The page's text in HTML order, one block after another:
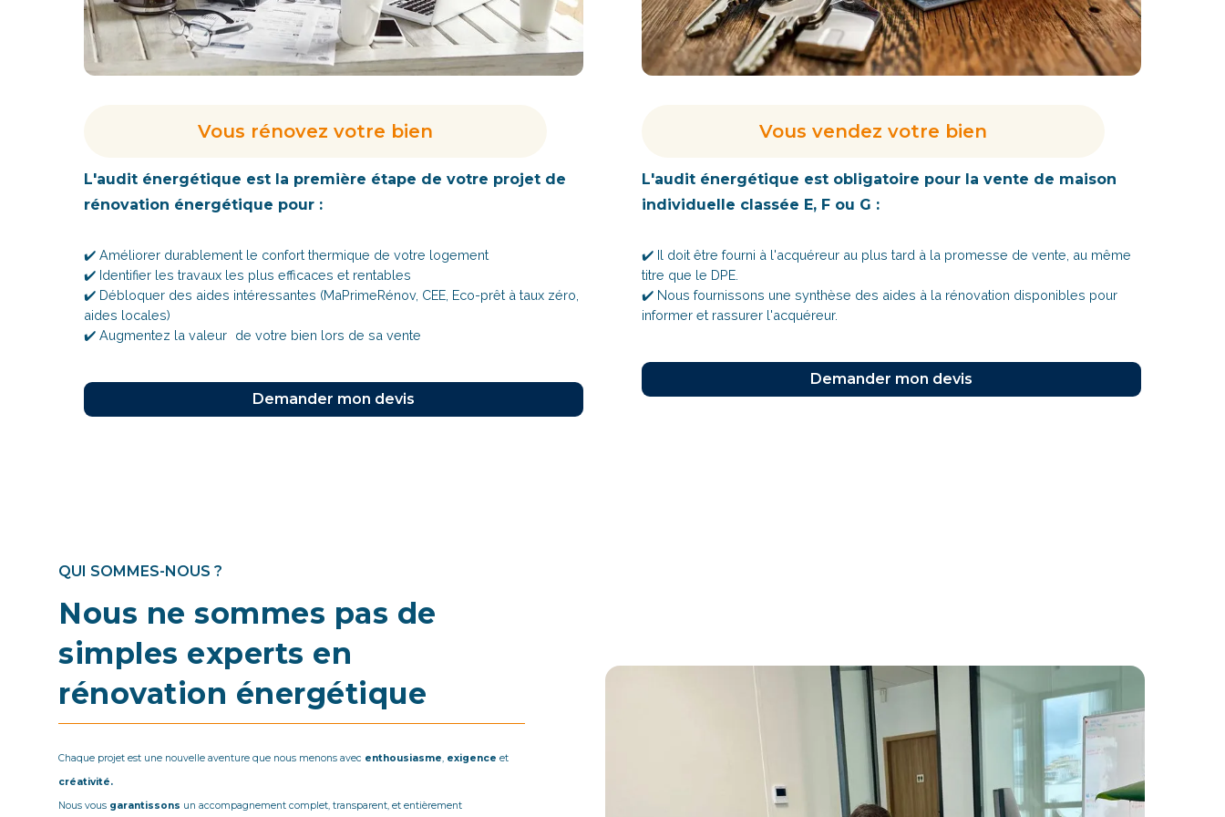
Vous rénovez votre bien
L'audit énergétique est la première étape de votre projet de
rénovation énergétique pour :
✔️ Améliorer durablement le confort thermique de votre logement
✔️ Identifier les travaux les plus efficaces et rentables
✔️ Débloquer des aides intéressantes (MaPrimeRénov, CEE, Eco-prêt à taux zéro,
aides locales)
✔️ Augmentez la valeur de votre bien lors de sa vente
Demander mon devis
Vous vendez votre bien
L'audit énergétique est obligatoire pour la vente de maison
individuelle classée E, F ou G :
✔️ Il doit être fourni à l'acquéreur au plus tard à la promesse de vente, au même
titre que le DPE.
✔️ Nous fournissons une synthèse des aides à la rénovation disponibles pour
informer et rassurer l'acquéreur.
Demander mon devis
QUI SOMMES-NOUS ?
Nous ne sommes pas de
simples experts en
rénovation énergétique
Chaque projet est une nouvelle aventure que nous menons avec enthousiasme, exigence et
créativité.
Nous vous garantissons un accompagnement complet, transparent, et entièrement